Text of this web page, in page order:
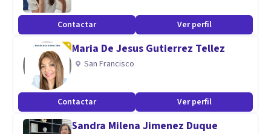
Contactar Ver perfil
Maria De Jesus Gutierrez Tellez
San Francisco
Contactar Ver perfil
Sandra Milena Jimenez Duque